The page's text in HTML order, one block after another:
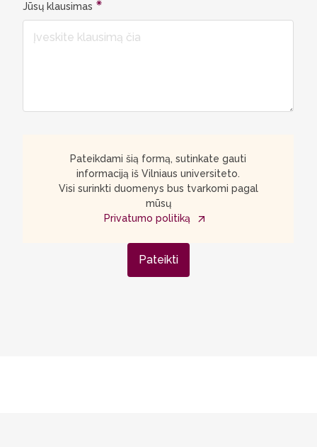
Jūsų klausimas
Pateikdami šią formą, sutinkate gauti
informaciją iš Vilniaus universiteto.
Visi surinkti duomenys bus tvarkomi pagal
mūsų
Privatumo politiką
Pateikti